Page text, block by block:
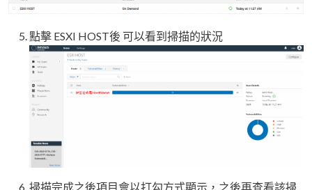
點擊 ESXI HOST後 可以看到掃描的狀況
掃描完成之後項目會以打勾方式顯示，之後再查看該掃